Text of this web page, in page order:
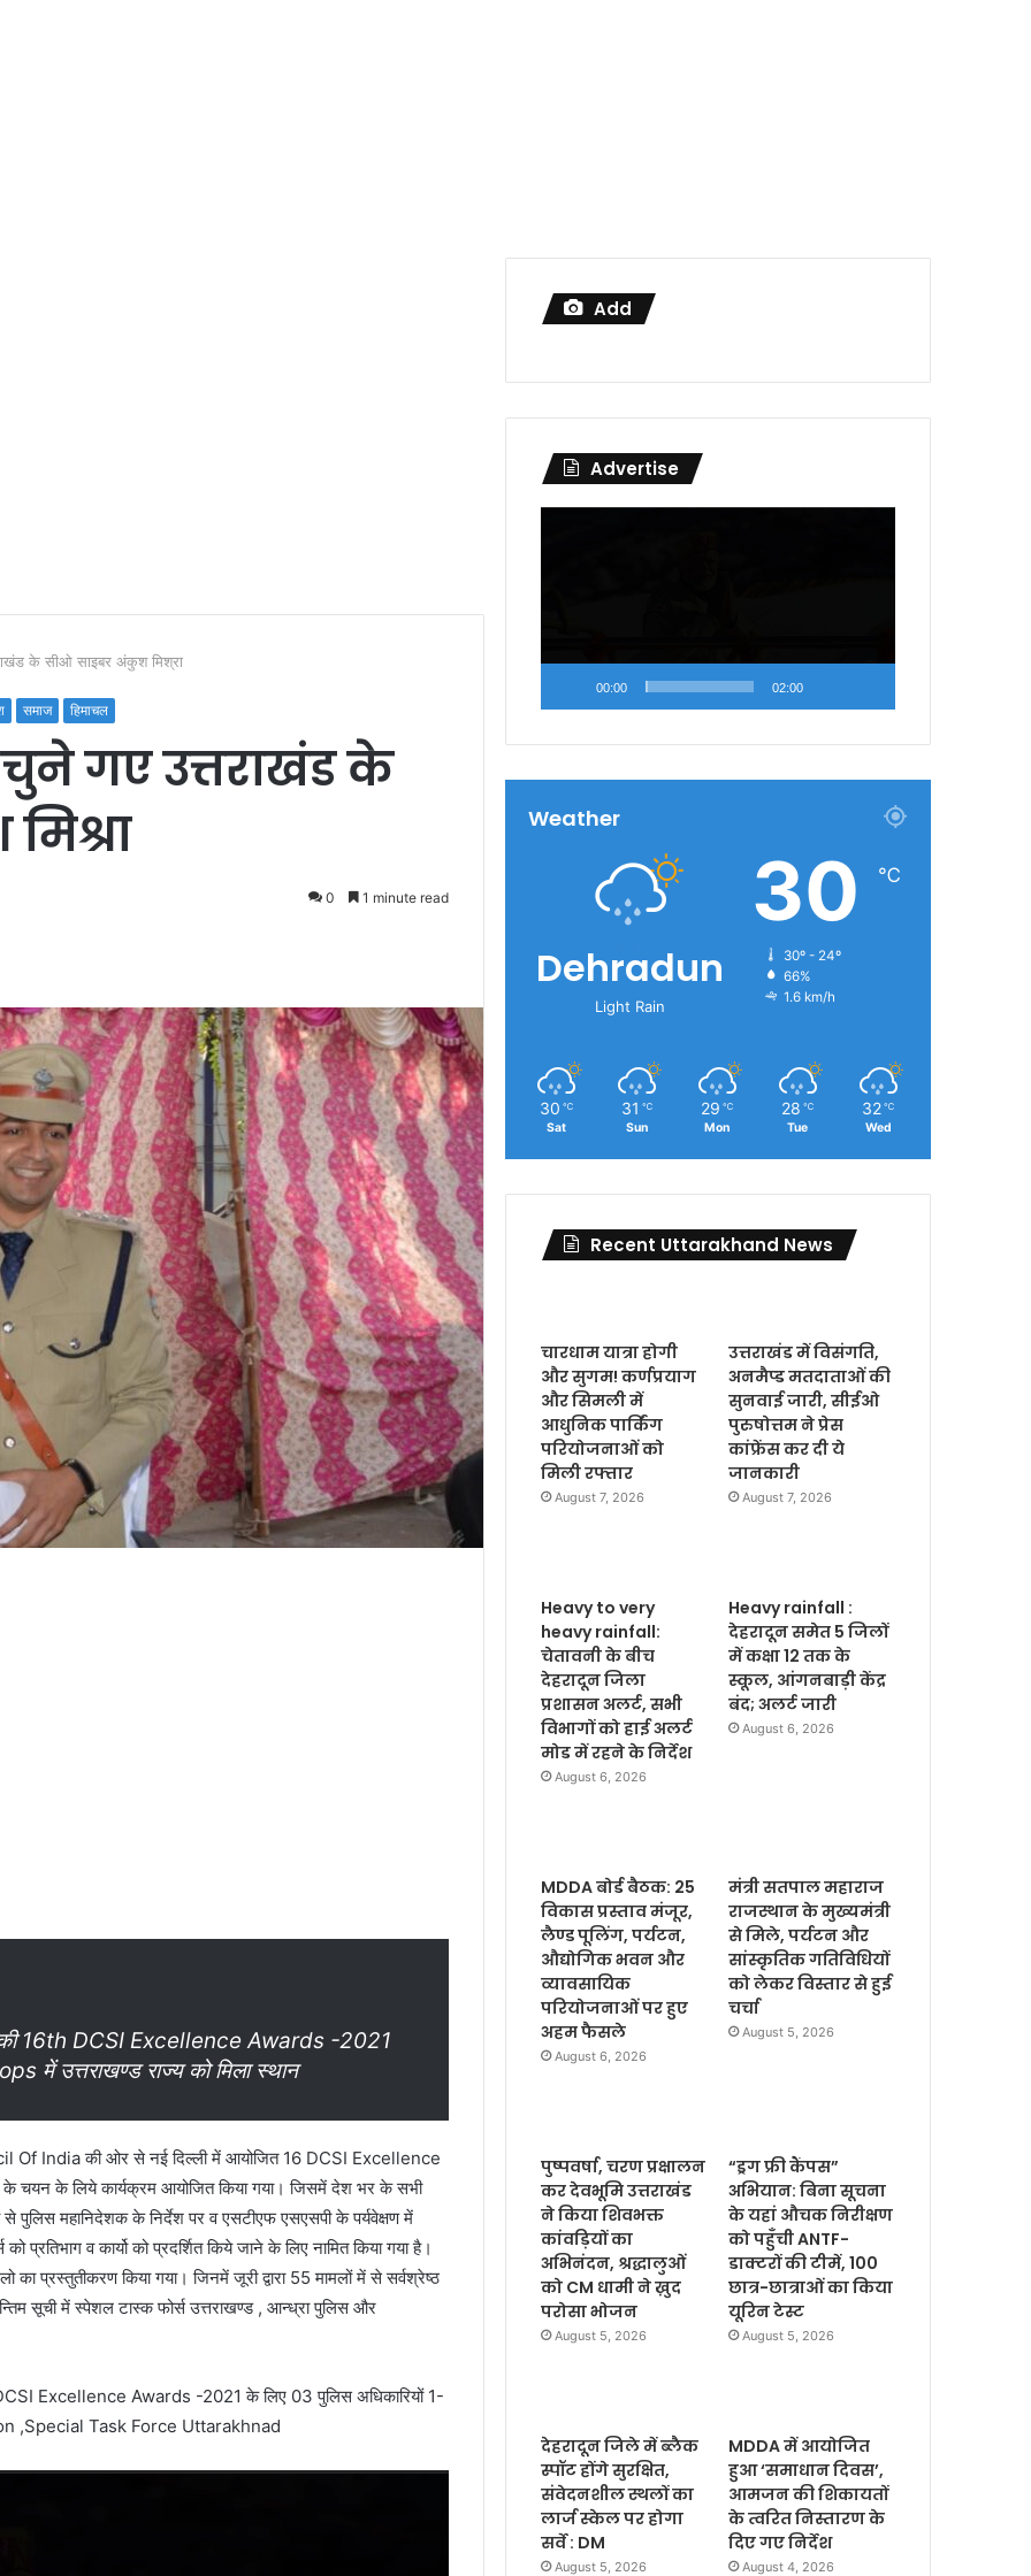
के सीओ साइबर अंकुश मिश्रा
समाज हिमाचल
गए उत्तराखंड के
0 1 minute read
16th DCSI Excellence Awards -2021
में उत्तराखण्ड राज्य को मिला स्थान
Of India की ओर से नई दिल्ली में आयोजित 16 DCSI Excellence
के लिये कार्यक्रम आयोजित किया गया। जिसमें देश भर के सभी
से पुलिस महानिदेशक के निर्देश पर व एसटीएफ एसएसपी के पर्यवेक्षण में
व कार्यो को प्रदर्शित किये जाने के लिए नामित किया गया है।
का प्रस्तुतीकरण किया गया। जिनमें जूरी द्वारा 55 मामलों में से सर्वश्रेष्ठ
सूची में स्पेशल टास्क फोर्स उत्तराखण्ड , आन्ध्रा पुलिस और
Excellence Awards -2021 के लिए 03 पुलिस अधिकारियों 1-
,Special Task Force Uttarakhnad
Add
Advertise
00:00 02:00
Weather
Dehradun
Light Rain
30 ℃
30º - 24º
66%
1.6 km/h
30 ℃
Sat
31 ℃
Sun
29 ℃
Mon
28 ℃
Tue
32 ℃
Wed
Recent Uttarakhand News
चारधाम यात्रा होगी
और सुगम! कर्णप्रयाग
और सिमली में
आधुनिक पार्किंग
परियोजनाओं को
मिली रफ्तार
August 7, 2026
उत्तराखंड में विसंगति,
अनमैप्ड मतदाताओं की
सुनवाई जारी, सीईओ
पुरुषोत्तम ने प्रेस
कांफ्रेंस कर दी ये
जानकारी
August 7, 2026
Heavy to very
heavy rainfall:
चेतावनी के बीच
देहरादून जिला
प्रशासन अलर्ट, सभी
विभागों को हाई अलर्ट
मोड में रहने के निर्देश
August 6, 2026
Heavy rainfall :
देहरादून समेत 5 जिलों
में कक्षा 12 तक के
स्कूल, आंगनबाड़ी केंद्र
बंद; अलर्ट जारी
August 6, 2026
MDDA बोर्ड बैठक: 25
विकास प्रस्ताव मंजूर,
लैण्ड पूलिंग, पर्यटन,
औद्योगिक भवन और
व्यावसायिक
परियोजनाओं पर हुए
अहम फैसले
August 6, 2026
मंत्री सतपाल महाराज
राजस्थान के मुख्यमंत्री
से मिले, पर्यटन और
सांस्कृतिक गतिविधियों
को लेकर विस्तार से हुई
चर्चा
August 5, 2026
पुष्पवर्षा, चरण प्रक्षालन
कर देवभूमि उत्तराखंड
ने किया शिवभक्त
कांवड़ियों का
अभिनंदन, श्रद्धालुओं
को CM धामी ने ख़ुद
परोसा भोजन
August 5, 2026
“ड्रग फ्री कैंपस”
अभियान: बिना सूचना
के यहां औचक निरीक्षण
को पहुँची ANTF-
डाक्टरों की टीमें, 100
छात्र-छात्राओं का किया
यूरिन टेस्ट
August 5, 2026
देहरादून जिले में ब्लैक
स्पॉट होंगे सुरक्षित,
संवेदनशील स्थलों का
लार्ज स्केल पर होगा
सर्वे : DM
August 5, 2026
MDDA में आयोजित
हुआ ‘समाधान दिवस’,
आमजन की शिकायतों
के त्वरित निस्तारण के
दिए गए निर्देश
August 4, 2026